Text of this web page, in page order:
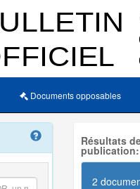
Documents opposables
Résultats
publication:
2